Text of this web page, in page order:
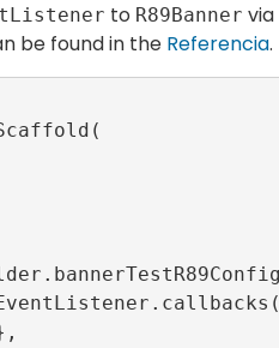
to R89Banner via
be found in the Referencia.